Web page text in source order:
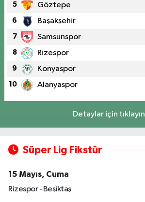
5 Göztepe
6 Başakşehir
7 Samsunspor
8 Rizespor
9 Konyaspor
10 Alanyaspor
Detaylar için tıklayın
Süper Lig Fikstür
15 Mayıs, Cuma
Rizespor - Beşiktaş